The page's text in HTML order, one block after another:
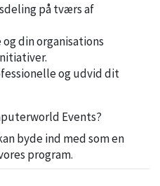
på tværs af
din organisations
og udvid dit
Events?
byde ind med som en
program.